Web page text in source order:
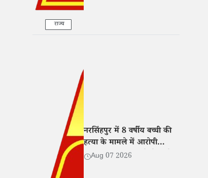
राज्य
नरसिंहपुर में 8 वर्षीय बच्ची की
हत्या के मामले में आरोपी
गिरफ्तार, न्यायालय ने भेजा जेल
Aug 07 2026